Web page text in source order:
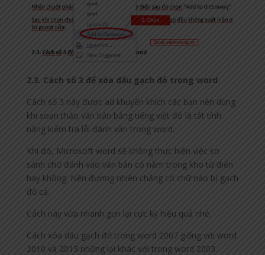
2.3. Cách số 3 để xóa dấu gạch đỏ trong word
Cách số 3 này được ad khuyến khích các bạn nên dùng
khi soạn thảo văn bản bằng tiếng việt đó là tắt tính
năng kiểm tra lỗi đánh vần trong word.
Khi đó, Microsoft word sẽ không thực hiện việc so
sánh chữ đánh vào văn bản có nằm trong kho từ điển
hay không. Nên đương nhiên chẳng có chữ nào bị gạch
đỏ cả.
Cách này vừa nhanh gọn lại cực kỳ hiệu quả nhé.
Cách xóa dấu gạch đỏ trong word 2007 giống với word
2010 và 2013 những lại khác với trong word 2003.